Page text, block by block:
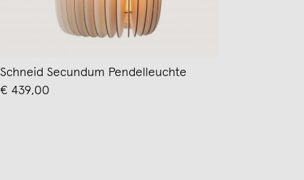
Schneid Secundum Pendelleuchte
€ 439,00